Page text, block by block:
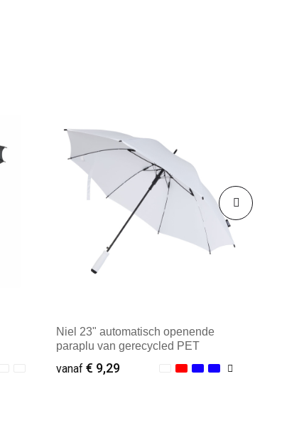
Niel 23" automatisch openende
paraplu van gerecycled PET
vanaf € 9,29